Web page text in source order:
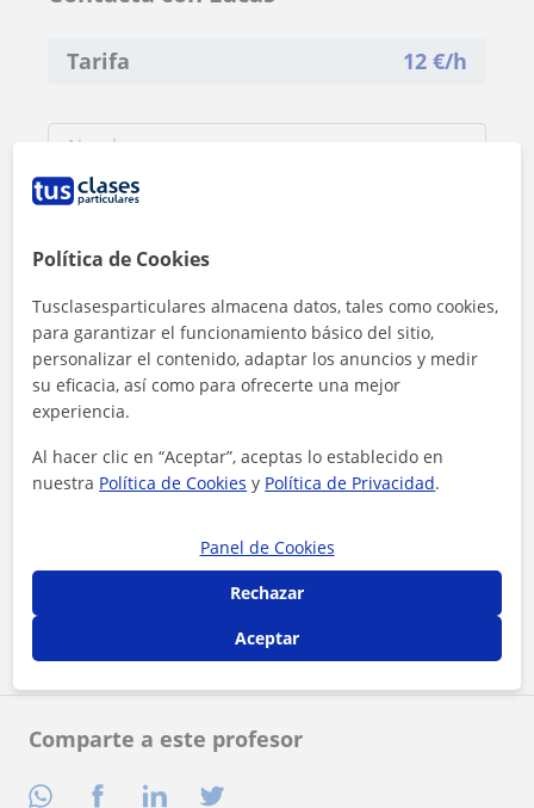
Comparte a este profesor
Tarifa 12 €/h
Al hacer clic, aceptas nuestro aviso legaly de
Política de Cookies
Tusclasesparticulares almacena datos, tales como cookies,
para garantizar el funcionamiento básico del sitio,
personalizar el contenido, adaptar los anuncios y medir
su eficacia, así como para ofrecerte una mejor
experiencia.
Al hacer clic en “Aceptar”, aceptas lo establecido en
nuestra Política de Cookies y Política de Privacidad.
Panel de Cookies
Rechazar
Aceptar